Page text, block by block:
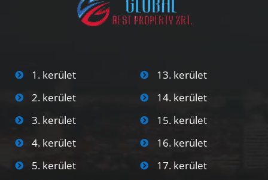
1. kerület
2. kerület
3. kerület
4. kerület
5. kerület
13. kerület
14. kerület
15. kerület
16. kerület
17. kerület